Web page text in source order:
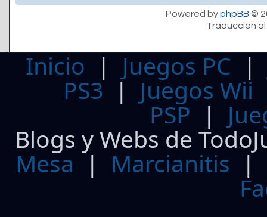
Powered byphpBB ©
Traducción
Inicio | Juegos PC
PS3| Juegos Wii
PSP |
Blogs y Webs de
Mesa | Marcianitis |